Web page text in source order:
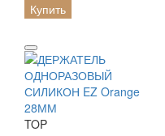
Купить
TOP